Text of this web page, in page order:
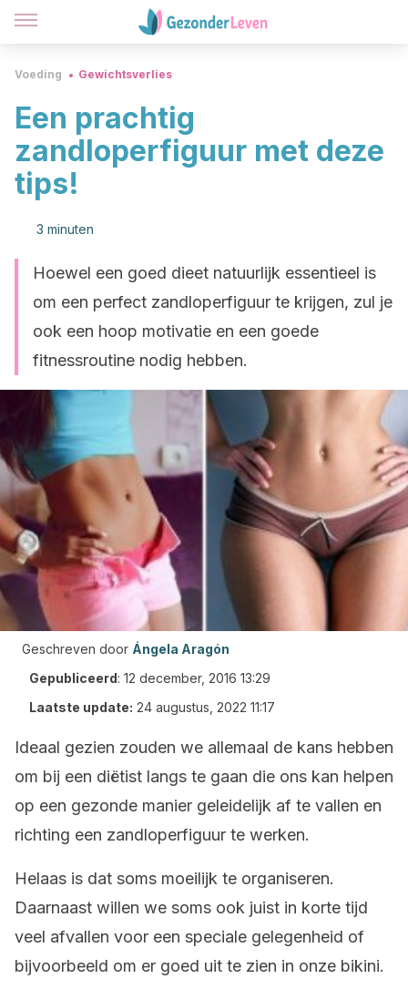
Voeding Gewichtsverlies
Een prachtig
zandloperfiguur met deze
tips!
3 minuten
Hoewel een goed dieet natuurlijk essentieel is
om een perfect zandloperfiguur te krijgen, zul je
ook een hoop motivatie en een goede
fitnessroutine nodig hebben.
Geschreven door Ángela Aragón
Gepubliceerd: 12 december, 2016 13:29
Laatste update: 24 augustus, 2022 11:17
Ideaal gezien zouden we allemaal de kans hebben
om bij een diëtist langs te gaan die ons kan helpen
op een gezonde manier geleidelijk af te vallen en
richting een zandloperfiguur te werken.
Helaas is dat soms moeilijk te organiseren.
Daarnaast willen we soms ook juist in korte tijd
veel afvallen voor een speciale gelegenheid of
bijvoorbeeld om er goed uit te zien in onze bikini.